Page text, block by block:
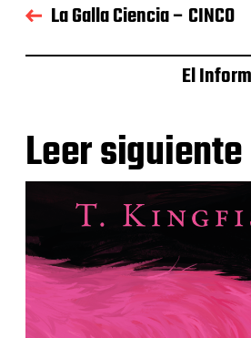
La Galla Ciencia – CINCO
El
Leer siguiente